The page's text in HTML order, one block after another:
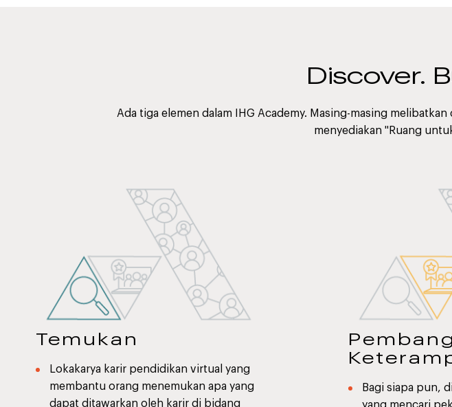
Discover.
Ada tiga elemen dalam IHG Academy. Masing-masing
menyediakan "Ruang
Temukan
Lokakarya karir pendidikan virtual yang
membantu orang menemukan apa yang
dapat ditawarkan oleh karir di bidang
Bagi siapa pun,